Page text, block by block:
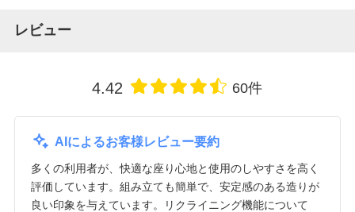
レビュー
4.42 60件
AIによるお客様レビュー要約
多くの利用者が、快適な座り心地と使用のしやすさを高く
評価しています。組み立ても簡単で、安定感のある造りが
良い印象を与えています。リクライニング機能について